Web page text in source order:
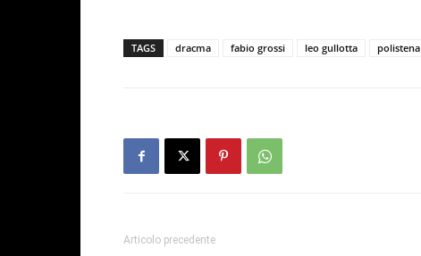
TAGS dracma fabio grossi leo gullotta polistena
Articolo precedente